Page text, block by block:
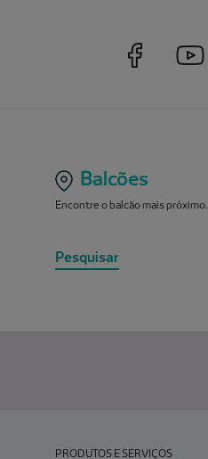
Balcões
Encontre o balcão mais próximo.
Pesquisar
PRODUTOS E SERVIÇOS